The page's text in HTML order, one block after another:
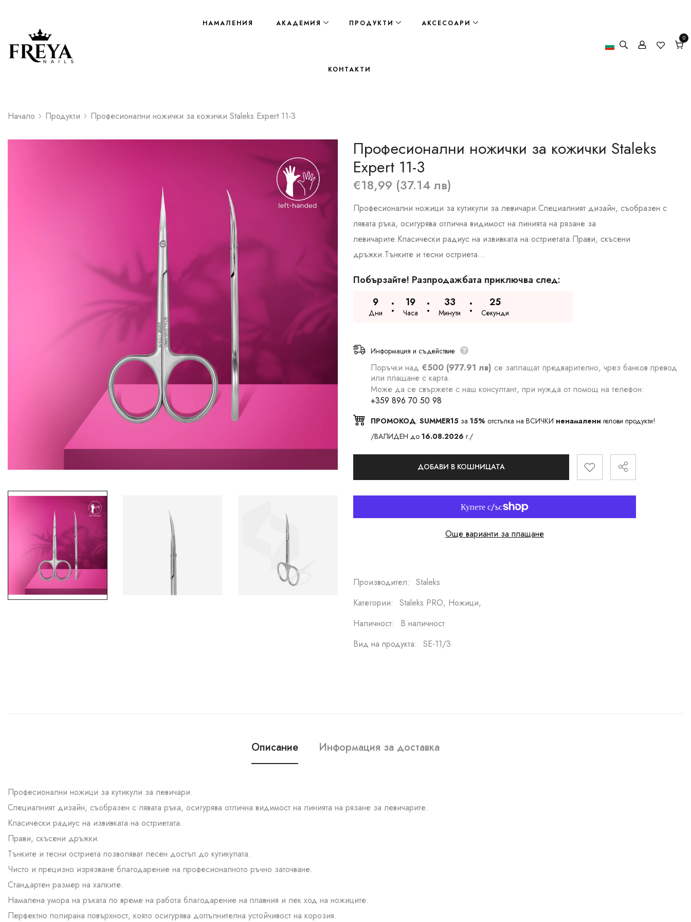
НАМАЛЕНИЯ АКАДЕМИЯ ПРОДУКТИ АКСЕСОАРИ
КОНТАКТИ
0
0
Начало Продукти Професионални ножички за кожички Staleks Expert 11-3
Професионални ножички за кожички Staleks
Expert 11-3
€18,99 (37.14 лв)
Професионални ножици за кутикули за левичари.Специалният дизайн, съобразен с
лявата ръка, осигурява отлична видимост на линията на рязане за
левичарите.Класически радиус на извивката на остриетата.Прави, скъсени
дръжки.Тънките и тесни остриета...
Побързайте! Разпродажбата приключва след:
9
Дни
19
Часа
33
Минути
24
Секунди
Информация и съдействие
Поръчки над €500 (977.91 лв) се заплащат предварително, чрез банков превод
или плащане с карта.
Може да се свържете с наш консултант, при нужда от помощ на телефон:
+359 896 70 50 98
ПРОМОКОД: SUMMER15 за 15% отстъпка на ВСИЧКИ ненамалени гелови продукти!
/ВАЛИДЕН до 16.08.2026 г./
ДОБАВИ В КОШНИЦАТА
Още варианти за плащане
Производител:
Staleks
Категории:
Staleks PRO, Ножици,
Наличност:
В наличност
Вид на продукта:
SE-11/3
Описание Информация за доставка
Професионални ножици за кутикули за левичари.
Специалният дизайн, съобразен с лявата ръка, осигурява отлична видимост на линията на рязане за левичарите.
Класически радиус на извивката на остриетата.
Прави, скъсени дръжки.
Тънките и тесни остриета позволяват лесен достъп до кутикулата.
Чисто и прецизно изрязване благодарение на професионалното ръчно заточване.
Стандартен размер на халките.
Намалена умора на ръката по време на работа благодарение на плавния и лек ход на ножиците.
Перфектно полирана повърхност, която осигурява допълнителна устойчивост на корозия.